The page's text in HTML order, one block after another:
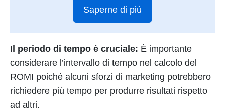
Saperne di più
Il periodo di tempo è cruciale: È importante
considerare l’intervallo di tempo nel calcolo del
ROMI poiché alcuni sforzi di marketing potrebbero
richiedere più tempo per produrre risultati rispetto
ad altri.